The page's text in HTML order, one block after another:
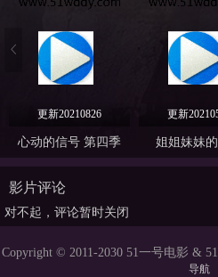
更新20210826
心动的信号 第四季
更新
姐姐妹妹
影片评论
对不起，评论暂时关闭
Copyright © 2011-2030 51一号电影 &
导航